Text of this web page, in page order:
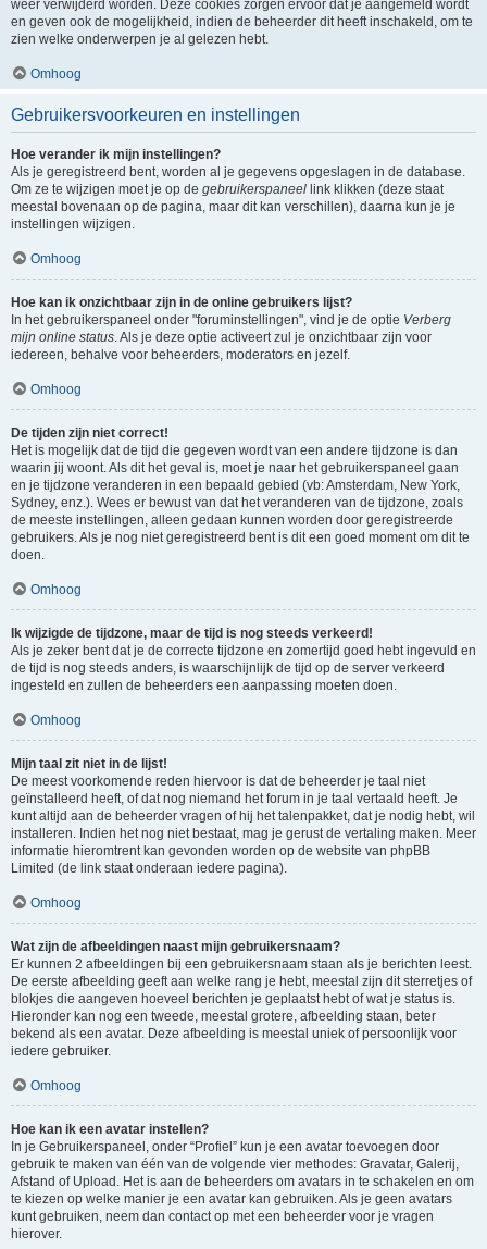
weer verwijderd worden. Deze cookies zorgen ervoor dat je aangemeld wordt
en geven ook de mogelijkheid, indien de beheerder dit heeft inschakeld, om te
zien welke onderwerpen je al gelezen hebt.
Omhoog
Gebruikersvoorkeuren en instellingen
Hoe verander ik mijn instellingen?
Als je geregistreerd bent, worden al je gegevens opgeslagen in de database.
Om ze te wijzigen moet je op de gebruikerspaneel link klikken (deze staat
meestal bovenaan op de pagina, maar dit kan verschillen), daarna kun je je
instellingen wijzigen.
Omhoog
Hoe kan ik onzichtbaar zijn in de online gebruikers lijst?
In het gebruikerspaneel onder "foruminstellingen", vind je de optie Verberg
mijn online status. Als je deze optie activeert zul je onzichtbaar zijn voor
iedereen, behalve voor beheerders, moderators en jezelf.
Omhoog
De tijden zijn niet correct!
Het is mogelijk dat de tijd die gegeven wordt van een andere tijdzone is dan
waarin jij woont. Als dit het geval is, moet je naar het gebruikerspaneel gaan
en je tijdzone veranderen in een bepaald gebied (vb: Amsterdam, New York,
Sydney, enz.). Wees er bewust van dat het veranderen van de tijdzone, zoals
de meeste instellingen, alleen gedaan kunnen worden door geregistreerde
gebruikers. Als je nog niet geregistreerd bent is dit een goed moment om dit te
doen.
Omhoog
Ik wijzigde de tijdzone, maar de tijd is nog steeds verkeerd!
Als je zeker bent dat je de correcte tijdzone en zomertijd goed hebt ingevuld en
de tijd is nog steeds anders, is waarschijnlijk de tijd op de server verkeerd
ingesteld en zullen de beheerders een aanpassing moeten doen.
Omhoog
Mijn taal zit niet in de lijst!
De meest voorkomende reden hiervoor is dat de beheerder je taal niet
geïnstalleerd heeft, of dat nog niemand het forum in je taal vertaald heeft. Je
kunt altijd aan de beheerder vragen of hij het talenpakket, dat je nodig hebt, wil
installeren. Indien het nog niet bestaat, mag je gerust de vertaling maken. Meer
informatie hieromtrent kan gevonden worden op de website van phpBB
Limited (de link staat onderaan iedere pagina).
Omhoog
Wat zijn de afbeeldingen naast mijn gebruikersnaam?
Er kunnen 2 afbeeldingen bij een gebruikersnaam staan als je berichten leest.
De eerste afbeelding geeft aan welke rang je hebt, meestal zijn dit sterretjes of
blokjes die aangeven hoeveel berichten je geplaatst hebt of wat je status is.
Hieronder kan nog een tweede, meestal grotere, afbeelding staan, beter
bekend als een avatar. Deze afbeelding is meestal uniek of persoonlijk voor
iedere gebruiker.
Omhoog
Hoe kan ik een avatar instellen?
In je Gebruikerspaneel, onder “Profiel” kun je een avatar toevoegen door
gebruik te maken van één van de volgende vier methodes: Gravatar, Galerij,
Afstand of Upload. Het is aan de beheerders om avatars in te schakelen en om
te kiezen op welke manier je een avatar kan gebruiken. Als je geen avatars
kunt gebruiken, neem dan contact op met een beheerder voor je vragen
hierover.